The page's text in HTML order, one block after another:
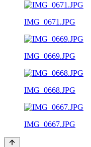
IMG_0671.JPG
IMG_0669.JPG
IMG_0668.JPG
IMG_0667.JPG